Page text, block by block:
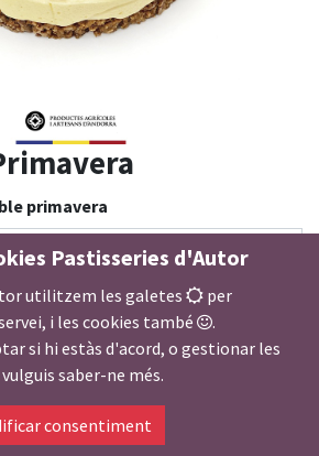
primavera
a la Cistella
Pastisseries d'Autor
utilitzem les galetes
per
i les cookies també
.
si hi estàs d'acord, o gestionar les
saber-ne més.
consentiment